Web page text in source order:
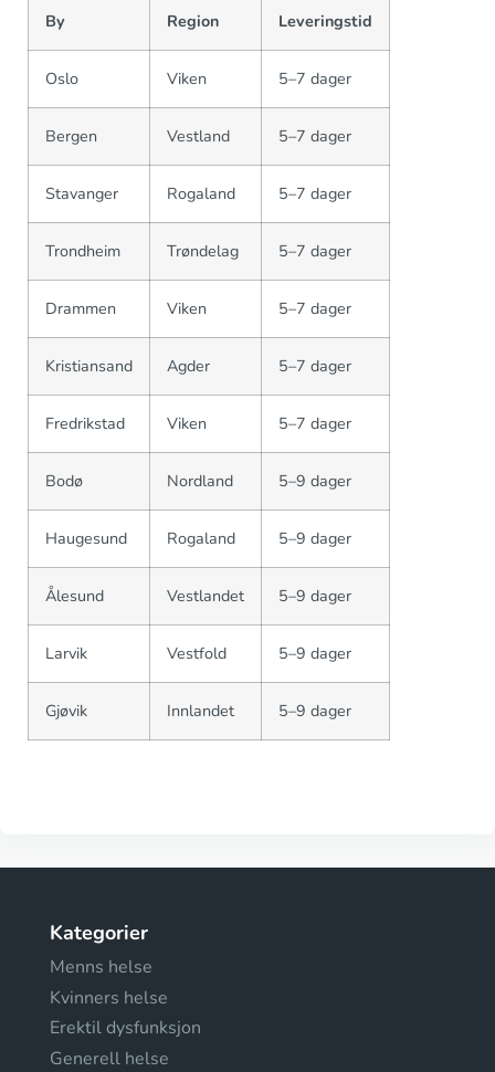
By Region Leveringstid
Oslo Viken 5–7 dager
Bergen Vestland 5–7 dager
Stavanger Rogaland 5–7 dager
Trondheim Trøndelag 5–7 dager
Drammen Viken 5–7 dager
Kristiansand Agder 5–7 dager
Fredrikstad Viken 5–7 dager
Bodø Nordland 5–9 dager
Haugesund Rogaland 5–9 dager
Ålesund Vestlandet 5–9 dager
Larvik Vestfold 5–9 dager
Gjøvik Innlandet 5–9 dager
Kategorier
Menns helse
Kvinners helse
Erektil dysfunksjon
Generell helse